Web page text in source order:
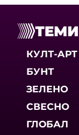
ТЕМИ
КУЛТ-АРТ
БУНТ
ЗЕЛЕНО
СВЕСНО
ГЛОБАЛ